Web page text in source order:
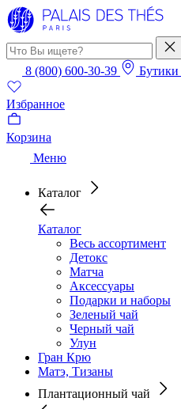
8 (800) 600-30-39 Бутики
Избранное
Корзина
Меню
Каталог
Каталог
Весь ассортимент
Детокс
Матча
Аксессуары
Подарки и наборы
Зеленый чай
Черный чай
Улун
Гран Крю
Матэ, Тизаны
Плантационный чай